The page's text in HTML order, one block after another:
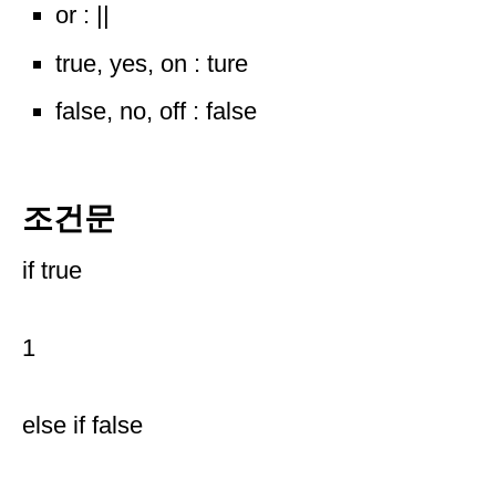
or : ||
true, yes, on : ture
false, no, off : false
조건문
if true
1
else if false